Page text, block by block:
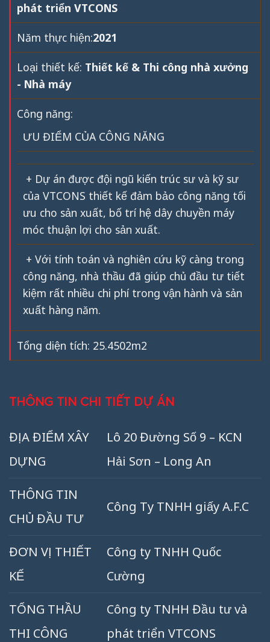
phát triển VTCONS
Năm thực hiện:2021
Loại thiết kế: Thiết kế & Thi công nhà xưởng
- Nhà máy
Công năng:
ƯU ĐIỂM CỦA CÔNG NĂNG
+ Dự án được đội ngũ kiến trúc sư và kỹ sư
của VTCONS thiết kế đảm bảo công năng tối
ưu cho sản xuất, bố trí hệ dây chuyền máy
móc thuận lợi cho sản xuất.
+ Với tính toán và nghiên cứu kỹ càng trong
công năng, nhà thầu đã giúp chủ đầu tư tiết
kiệm rất nhiều chi phí trong vận hành và sản
xuất hàng năm.
Tổng diện tích: 25.4502m2
THÔNG TIN CHI TIẾT DỰ ÁN
ĐỊA ĐIỂM XÂY
DỰNG
Lô 20 Đường Số 9 – KCN
Hải Sơn – Long An
THÔNG TIN
CHỦ ĐẦU TƯ
Công Ty TNHH giấy A.F.C
ĐƠN VỊ THIẾT
KẾ
Công ty TNHH Quốc
Cường
TỔNG THẦU
THI CÔNG
Công ty TNHH Đầu tư và
phát triển VTCONS